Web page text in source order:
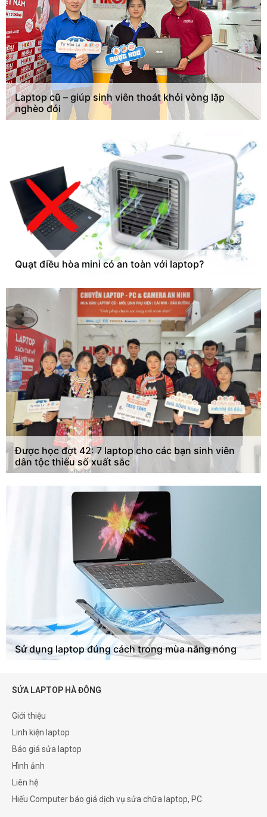
Laptop cũ – giúp sinh viên thoát khỏi vòng lặp
nghèo đói
Quạt điều hòa mini có an toàn với laptop?
Được học đợt 42: 7 laptop cho các bạn sinh viên
dân tộc thiểu số xuất sắc
Sử dụng laptop đúng cách trong mùa nắng nóng
SỬA LAPTOP HÀ ĐÔNG
Giới thiệu
Linh kiện laptop
Báo giá sửa laptop
Hình ảnh
Liên hệ
Hiếu Computer báo giá dịch vụ sửa chữa laptop, PC